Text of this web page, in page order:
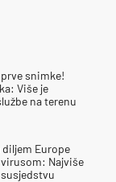
prve snimke!
Više je
na terenu
Europe
Najviše